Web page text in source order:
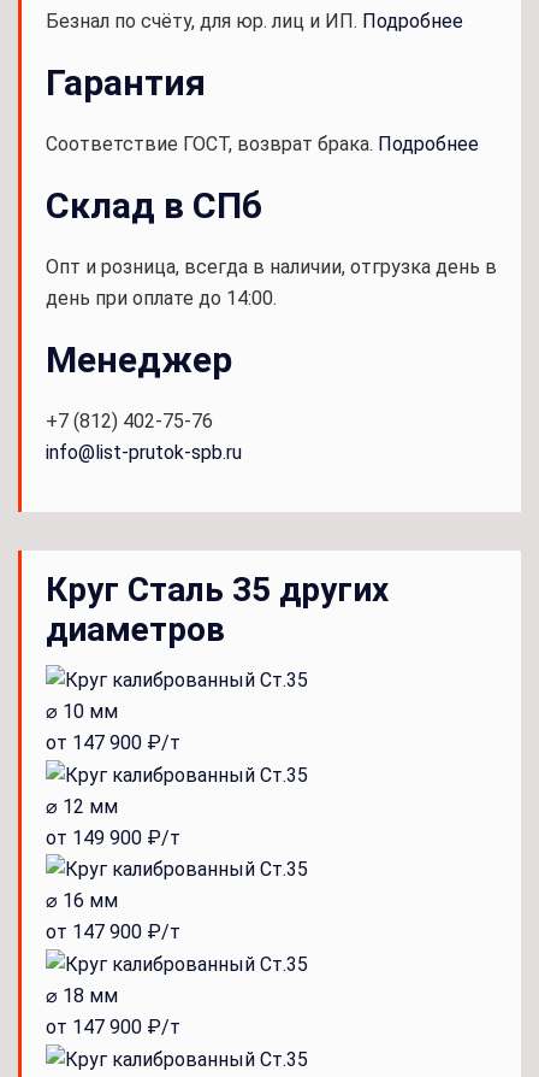
Безнал по счёту, для юр. лиц и ИП. Подробнее
Гарантия
Соответствие ГОСТ, возврат брака. Подробнее
Склад в СПб
Опт и розница, всегда в наличии, отгрузка день в
день при оплате до 14:00.
Менеджер
+7 (812) 402-75-76
info@list-prutok-spb.ru
Круг Сталь 35 других
диаметров
⌀ 10 мм
от 147 900 ₽/т
⌀ 12 мм
от 149 900 ₽/т
⌀ 16 мм
от 147 900 ₽/т
⌀ 18 мм
от 147 900 ₽/т